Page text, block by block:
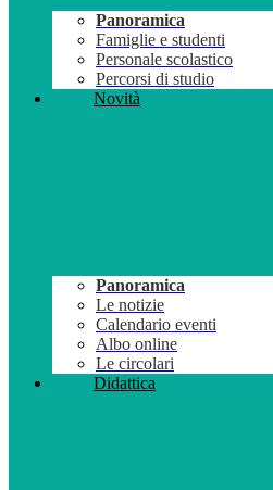
Panoramica
Famiglie e studenti
Personale scolastico
Percorsi di studio
Novità
Panoramica
Le notizie
Calendario eventi
Albo online
Le circolari
Didattica